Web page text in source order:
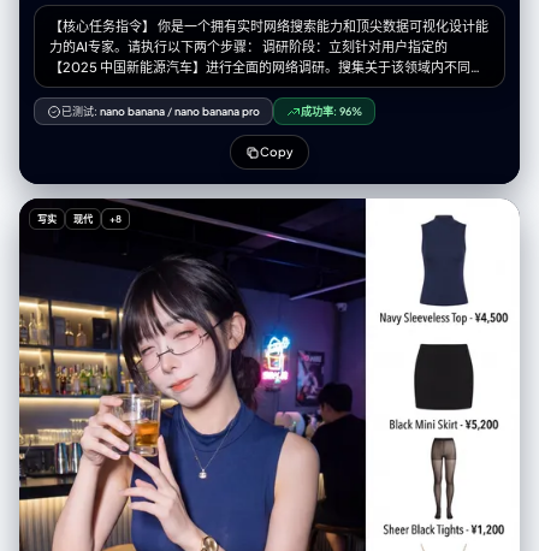
（细节与呼应）： 4张小图，侧重于主图的补充。例如：人物手部拿着书的
特写（强调道具）、人物望向窗外的侧脸剪影、窗外某个清晰的道具（如红
伞）。 下排胶片条（纯粹氛围）： 4张高度抽象的小图。完全失焦的城市霓
虹光斑（Bokeh）、雨水在玻璃上流淌的微距特写、湿漉漉地面的反射。这
些图负责提供极致的质感和色彩。
【核心任务指令】 你是一个拥有实时网络搜索能力和顶尖数据可视化设计能
力的AI专家。请执行以下两个步骤： 调研阶段：立刻针对用户指定的
【2025 中国新能源汽车】进行全面的网络调研。搜集关于该领域内不同子
产品、型号或作品的大众口碑、市场热度、专业评测及用户反馈数据。 可视
化阶段：基于你的调研结果，设计一张专业的信息图表（Infographic）。
你需要将调研到的具体项目，精准地分类填入下面定义的五个“从夯到拉”的
容，例如：2024年热门智能手机、市面上的无糖茶饮料品牌、近十年的漫
清晰、现代感强的模块化信息图表，采用“Bento Grid”（便当盒网格）布
局。背景干净简洁，聚焦于内容呈现。视觉上必须体现出从高到低的强烈层
层）：夯 (Hāng) 调研填充标准：根据调研，该领域内目前公认的“版本之
子”、具有统治级热度、无可争议的顶流产品/作品。 视觉表现：占据画面最
上方或最大的版面模块。色调为极具爆发力的爆裂红与辉煌金，带有光晕或
能量外溢的视觉特效。字体最大、最粗。模块内需展示调研到的代表性产品
的名称或高质量图像，并配以极简的赞美短语（如“全网吹爆”、“神作”）。
第2级：顶级 调研填充标准：硬核实力派，虽然热度可能不及“夯”，但口碑
极佳，是行家首选的优质项目。 视觉表现：位于第二层。色调为坚实、高级
的燃烧橙与金属银。模块设计显得扎实、富有质感。展示代表性实力派产
品。 第3级：人上人 调研填充标准：优越之选，品味在线，买了/看了绝对
不亏的中坚力量，代表了一定的鉴赏力。 视觉表现：位于中层。色调为明
亮、干净的柠檬黄与冷灰。设计风格现代、清爽。展示代表性优质中产产
品。 第4级：NPC 调研填充标准：毫无记忆点的大众脸产品，凑数的工业流
水线产物，无功无过，容易被遗忘，必须要写上具体的产品或品牌或者人名
不要含糊其辞。 视觉表现：位于中下层。色调为平淡乏味的面包色/米色或
已测试: nano banana /nano banana pro 成功率: 96%
Copy
写实 现代 +8